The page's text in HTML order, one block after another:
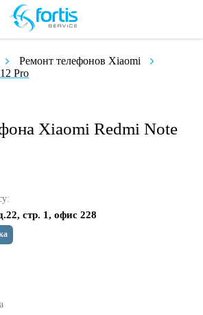
Ремонт телефонов Xiaomi
Pro
Xiaomi Redmi Note
стр. 1, офис 228